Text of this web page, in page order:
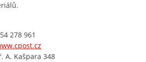
278 961
A. Kašpara 348